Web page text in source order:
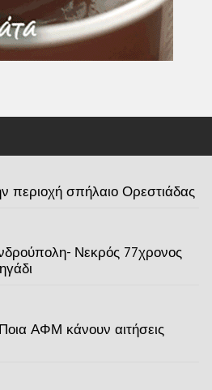
περιοχή σπήλαιο Ορεστιάδας
Νεκρός 77χρονος
ΑΦΜ κάνουν αιτήσεις